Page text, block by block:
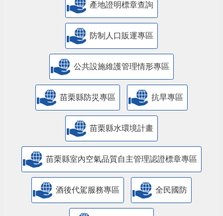
產地證明標章查詢
防制人口販運專區
​公共設施維護管理情形專區
苗栗縣防災專區 抗旱專區
苗栗縣水環境計畫
苗栗縣室內空氣品質自主管理認證標章專區
酒後代駕服務專區 全民國防